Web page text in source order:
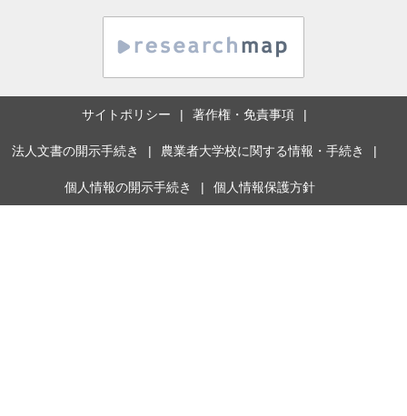
サイトポリシー 著作権・免責事項
法人文書の開示手続き 農業者大学校に関する情報・手続き
個人情報の開示手続き 個人情報保護方針